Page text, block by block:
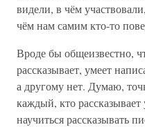
видели, в чём
чём нам самим кто-то
Вроде бы общеизвестно,
рассказывает, умеет
а другому нет. Думаю,
каждый, кто
научиться рассказывать